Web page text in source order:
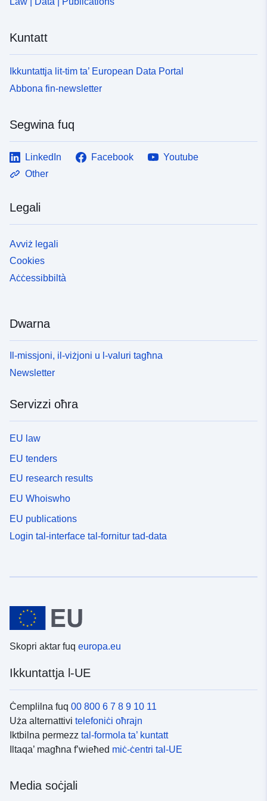
Kuntatt
Ikkuntattja lit-tim ta’ European Data Portal
Abbona fin-newsletter
Segwina fuq
LinkedIn Facebook
Youtube
Other
Legali
Avviż legali
Cookies
Aċċessibbiltà
Dwarna
Il-missjoni, il-viżjoni u l-valuri tagħna
Newsletter
Servizzi oħra
EU law
EU tenders
EU research results
EU Whoiswho
EU publications
Login tal-interface tal-fornitur tad-data
Skopri aktar fuq europa.eu
Ikkuntattja l-UE
Ċemplilna fuq 00 800 6 7 8 9 10 11
Uża alternattivi telefoniċi oħrajn
Iktbilna permezz tal-formola ta’ kuntatt
Iltaqa’ magħna f’wieħed miċ-ċentri tal-UE
Media soċjali